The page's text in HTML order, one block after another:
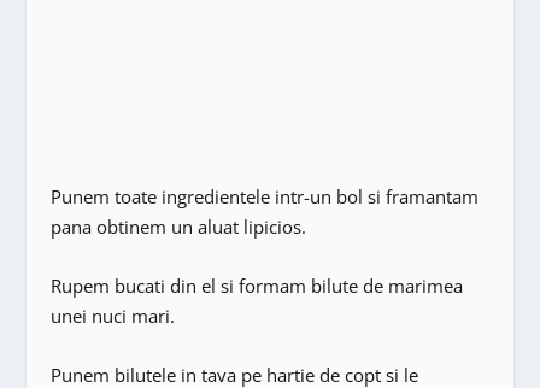
Punem toate ingredientele intr-un bol si framantam
pana obtinem un aluat lipicios.
Rupem bucati din el si formam bilute de marimea
unei nuci mari.
Punem bilutele in tava pe hartie de copt si le